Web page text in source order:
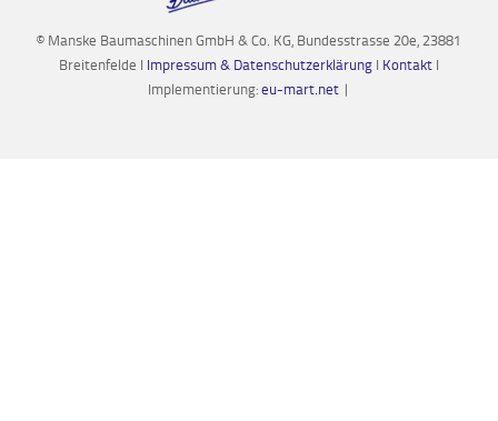
© Manske Baumaschinen GmbH & Co. KG, Bundesstrasse 20e, 23881
Breitenfelde I Impressum & Datenschutzerklärung I Kontakt I
Implementierung:eu-mart.net |